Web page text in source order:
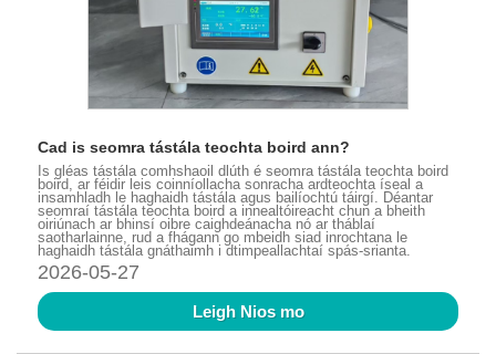
Cad is seomra tástála teochta boird ann?
Is gléas tástála comhshaoil ​​dlúth é seomra tástála teochta boird
boird, ar féidir leis coinníollacha sonracha ardteochta íseal a
insamhladh le haghaidh tástála agus bailíochtú táirgí. Déantar
seomraí tástála teochta boird a innealtóireacht chun a bheith
oiriúnach ar bhinsí oibre caighdeánacha nó ar tháblaí
saotharlainne, rud a fhágann go mbeidh siad inrochtana le
haghaidh tástála gnáthaimh i dtimpeallachtaí spás-srianta.
2026-05-27
Leigh Nios mo